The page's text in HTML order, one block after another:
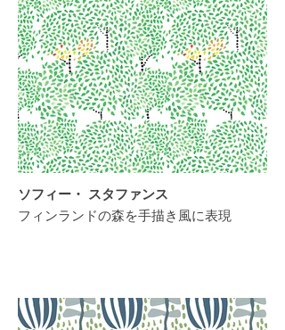
ソフィー・ スタファンス
フィンランドの森を手描き風に表現